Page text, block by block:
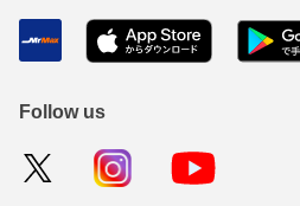
Follow us